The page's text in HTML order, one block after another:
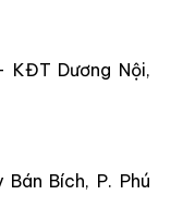
KĐT Dương Nội,
Bích, P. Phú